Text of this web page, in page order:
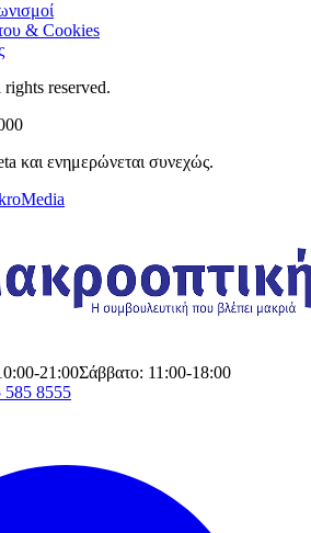
& Cookies
reserved.
και ενημερώνεται συνεχώς.
21:00Σάββατο: 11:00-18:00
585 8555